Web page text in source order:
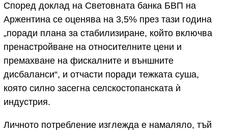
Според доклад на Световната банка БВП на
Аржентина се оценява на 3,5% през тази година
„поради плана за стабилизиране, който включва
пренастройване на относителните цени и
премахване на фискалните и външните
дисбаланси“, и отчасти поради тежката суша,
която силно засегна селскостопанската ѝ
индустрия.
Личното потребление изглежда е намаляло, тъй